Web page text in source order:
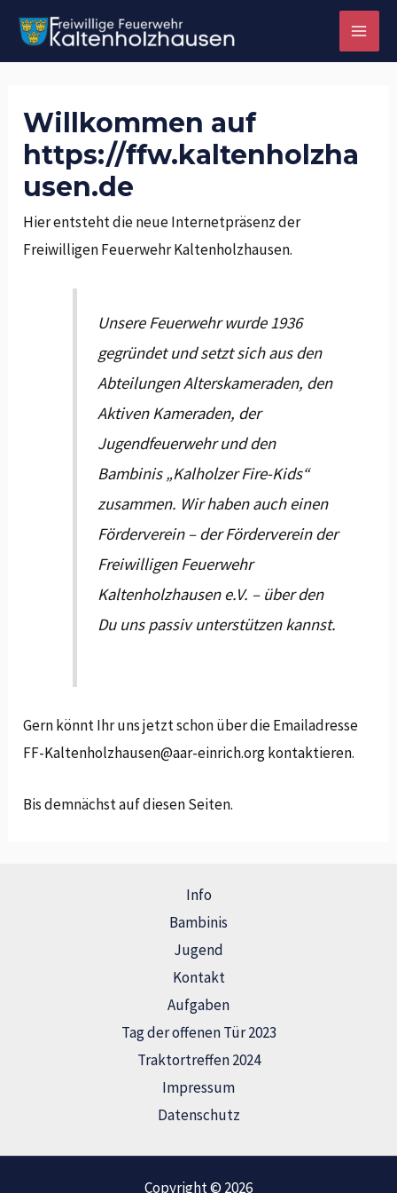
Inhalt
springen
Willkommen auf
https://ffw.kaltenholzha
usen.de
Hier entsteht die neue Internetpräsenz der
Freiwilligen Feuerwehr Kaltenholzhausen.
Unsere Feuerwehr wurde 1936
gegründet und setzt sich aus den
Abteilungen Alterskameraden, den
Aktiven Kameraden, der
Jugendfeuerwehr und den
Bambinis „Kalholzer Fire-Kids“
zusammen. Wir haben auch einen
Förderverein – der Förderverein der
Freiwilligen Feuerwehr
Kaltenholzhausen e.V. – über den
Du uns passiv unterstützen kannst.
Gern könnt Ihr uns jetzt schon über die Emailadresse
FF-Kaltenholzhausen@aar-einrich.org kontaktieren.
Bis demnächst auf diesen Seiten.
Info
Bambinis
Jugend
Kontakt
Aufgaben
Tag der offenen Tür 2023
Traktortreffen 2024
Impressum
Datenschutz
Copyright © 2026